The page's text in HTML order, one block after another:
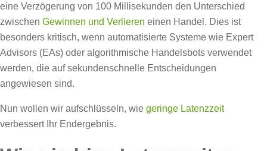
eine Verzögerung von 100 Millisekunden den Unterschied
zwischen Gewinnen und Verlieren einen Handel. Dies ist
besonders kritisch, wenn automatisierte Systeme wie Expert
Advisors (EAs) oder algorithmische Handelsbots verwendet
werden, die auf sekundenschnelle Entscheidungen
angewiesen sind.
Nun wollen wir aufschlüsseln, wie geringe Latenzzeit
verbessert Ihr Endergebnis.